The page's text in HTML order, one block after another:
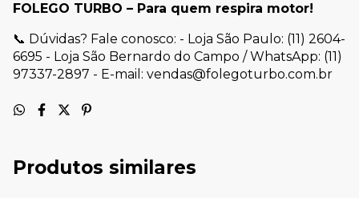
FOLEGO TURBO – Para quem respira motor!
📞 Dúvidas? Fale conosco: - Loja São Paulo: (11) 2604-
6695 - Loja São Bernardo do Campo / WhatsApp: (11)
97337-2897 - E-mail: vendas@folegoturbo.com.br
Produtos similares